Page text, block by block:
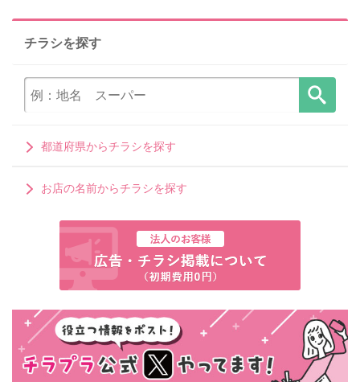
チラシを探す
都道府県からチラシを探す
お店の名前からチラシを探す